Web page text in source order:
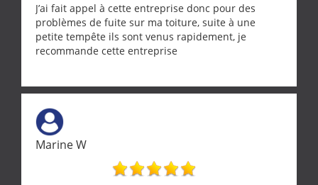
J’ai fait appel à cette entreprise donc pour des
problèmes de fuite sur ma toiture, suite à une
petite tempête ils sont venus rapidement, je
recommande cette entreprise
Marine W